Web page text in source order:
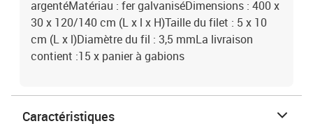
argentéMatériau : fer galvaniséDimensions : 400 x
30 x 120/140 cm (L x l x H)Taille du filet : 5 x 10
cm (L x l)Diamètre du fil : 3,5 mmLa livraison
contient :15 x panier à gabions
Caractéristiques